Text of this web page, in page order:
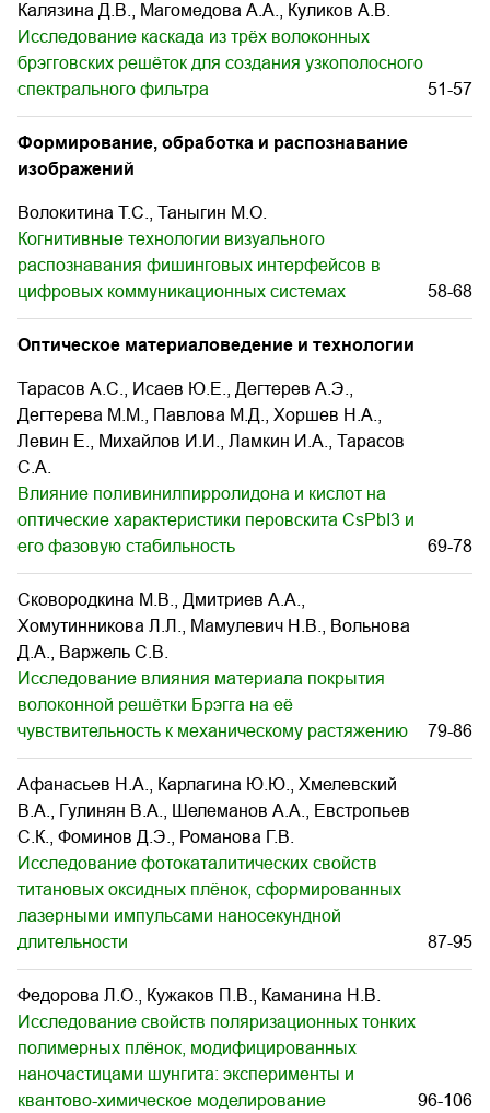
Калязина Д.В., Магомедова А.А., Куликов А.В.
Исследование каскада из трёх волоконных
брэгговских решёток для создания узкополосного
спектрального фильтра
51-57
Формирование, обработка и распознавание
изображений
Волокитина Т.С., Таныгин М.О.
Когнитивные технологии визуального
распознавания фишинговых интерфейсов в
цифровых коммуникационных системах
58-68
Оптическое материаловедение и технологии
Тарасов А.С., Исаев Ю.Е., Дегтерев А.Э.,
Дегтерева М.М., Павлова М.Д., Хоршев Н.А.,
Левин Е., Михайлов И.И., Ламкин И.А., Тарасов
С.А.
Влияние поливинилпирролидона и кислот на
оптические характеристики перовскита CsPbI3 и
его фазовую стабильность
69-78
Сковородкина М.В., Дмитриев А.А.,
Хомутинникова Л.Л., Мамулевич Н.В., Вольнова
Д.А., Варжель С.В.
Исследование влияния материала покрытия
волоконной решётки Брэгга на её
чувствительность к механическому растяжению
79-86
Афанасьев Н.А., Карлагина Ю.Ю., Хмелевский
В.А., Гулинян В.А., Шелеманов А.А., Евстропьев
С.К., Фоминов Д.Э., Романова Г.В.
Исследование фотокаталитических свойств
титановых оксидных плёнок, сформированных
лазерными импульсами наносекундной
длительности
87-95
Федорова Л.О., Кужаков П.В., Каманина Н.В.
Исследование свойств поляризационных тонких
полимерных плёнок, модифицированных
наночастицами шунгита: эксперименты и
квантово-химическое моделирование
96-106